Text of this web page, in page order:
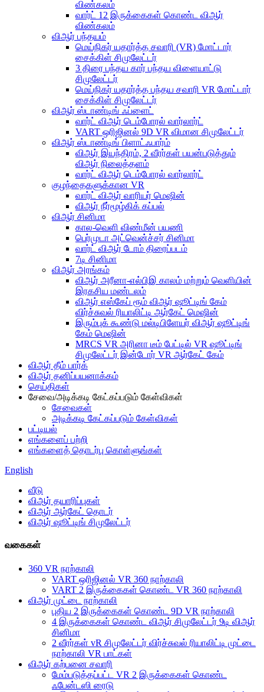
விண்கலம்
வார்ட் 12 இருக்கைகள் கொண்ட விஆர்
விண்கலம்
விஆர் பந்தயம்
மெய்நிகர் யதார்த்த சவாரி (VR) மோட்டார்
சைக்கிள் சிமுலேட்டர்
3 திரை பந்தய கார் பந்தய விளையாட்டு
சிமுலேட்டர்
மெய்நிகர் யதார்த்த பந்தய சவாரி VR மோட்டார்
சைக்கிள் சிமுலேட்டர்
விஆர் ஸ்டாண்டிங் ஃப்ளைட்
வார்ட் விஆர் டெம்போரல் வார்லார்ட்
VART ஒரிஜினல் 9D VR விமான சிமுலேட்டர்
விஆர் ஸ்டாண்டிங் பிளாட்ஃபார்ம்
விஆர் இயந்திரம், 2 வீரர்கள் பயன்படுத்தும்
விஆர் நிலைத்தளம்
வார்ட் விஆர் டெம்போரல் வார்லார்ட்
குழந்தைகளுக்கான VR
வார்ட் விஆர் வாரியர் மெஷின்
விஆர் நீர்மூழ்கிக் கப்பல்
விஆர் சினிமா
கால-வெளி விண்மீன் பயணி
பெர்முடா அட்வென்ச்சர் சினிமா
வார்ட் விஆர் டோம் திரைப்படம்
7டி சினிமா
விஆர் அரங்கம்
விஆர் அரீனா-எல்பிஇ காலம் மற்றும் வெளியின்
இரகசிய மண்டலம்
விஆர் எஸ்கேப் ரூம் விஆர் ஷூட்டிங் கேம்
விர்ச்சுவல் ரியாலிட்டி ஆர்கேட் மெஷின்
இரும்புக் கூண்டு மல்டிபிளேயர் விஆர் ஷூட்டிங்
கேம் மெஷின்
MRCS VR அரினா டீம் பேட்டில் VR ஷூட்டிங்
சிமுலேட்டர் இன்டோர் VR ஆர்கேட் கேம்
விஆர் தீம் பார்க்
விஆர் தனிப்பயனாக்கம்
செய்திகள்
சேவை/அடிக்கடி கேட்கப்படும் கேள்விகள்
சேவைகள்
அடிக்கடி கேட்கப்படும் கேள்விகள்
பட்டியல்
எங்களைப் பற்றி
எங்களைத் தொடர்பு கொள்ளுங்கள்
English
வீடு
விஆர் தயாரிப்புகள்
விஆர் ஆர்கேட் தொடர்
விஆர் ஷூட்டிங் சிமுலேட்டர்
வகைகள்
360 VR நாற்காலி
VART ஒரிஜினல் VR 360 நாற்காலி
VART 2 இருக்கைகள் கொண்ட VR 360 நாற்காலி
விஆர் முட்டை நாற்காலி
புதிய 2 இருக்கைகள் கொண்ட 9D VR நாற்காலி
4 இருக்கைகள் கொண்ட விஆர் சிமுலேட்டர் 9டி விஆர்
சினிமா
2 வீரர்கள் vR சிமுலேட்டர் விர்ச்சுவல் ரியாலிட்டி முட்டை
நாற்காலி VR பாட்கள்
விஆர் கற்பனை சவாரி
மேம்படுத்தப்பட்ட VR 2 இருக்கைகள் கொண்ட
ஃபேன்டஸி ரைடு